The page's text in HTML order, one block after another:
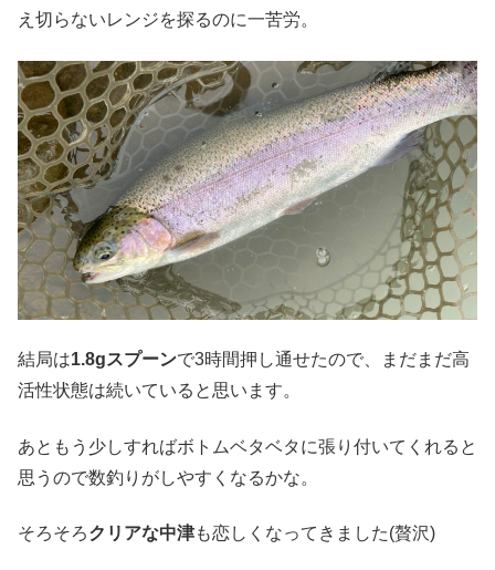
え切らないレンジを探るのに一苦労。
結局は1.8gスプーンで3時間押し通せたので、まだまだ高
活性状態は続いていると思います。
あともう少しすればボトムベタベタに張り付いてくれると
思うので数釣りがしやすくなるかな。
そろそろクリアな中津も恋しくなってきました(贅沢)